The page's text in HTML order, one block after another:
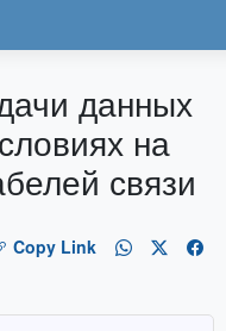
данных
на
связи
Copy Link